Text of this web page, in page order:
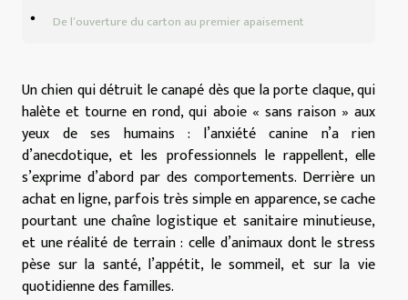
De l’ouverture du carton au premier apaisement
Un chien qui détruit le canapé dès que la porte claque, qui
halète et tourne en rond, qui aboie « sans raison » aux
yeux de ses humains : l’anxiété canine n’a rien
d’anecdotique, et les professionnels le rappellent, elle
s’exprime d’abord par des comportements. Derrière un
achat en ligne, parfois très simple en apparence, se cache
pourtant une chaîne logistique et sanitaire minutieuse,
et une réalité de terrain : celle d’animaux dont le stress
pèse sur la santé, l’appétit, le sommeil, et sur la vie
quotidienne des familles.